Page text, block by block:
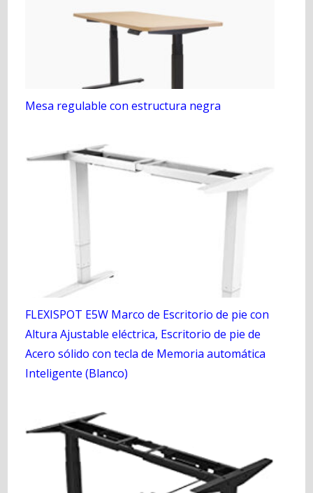
Mesa regulable con estructura negra
FLEXISPOT E5W Marco de Escritorio de pie con
Altura Ajustable eléctrica, Escritorio de pie de
Acero sólido con tecla de Memoria automática
Inteligente (Blanco)